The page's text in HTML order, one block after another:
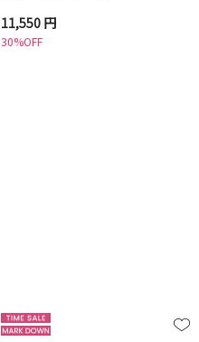
11,550 円
30%OFF